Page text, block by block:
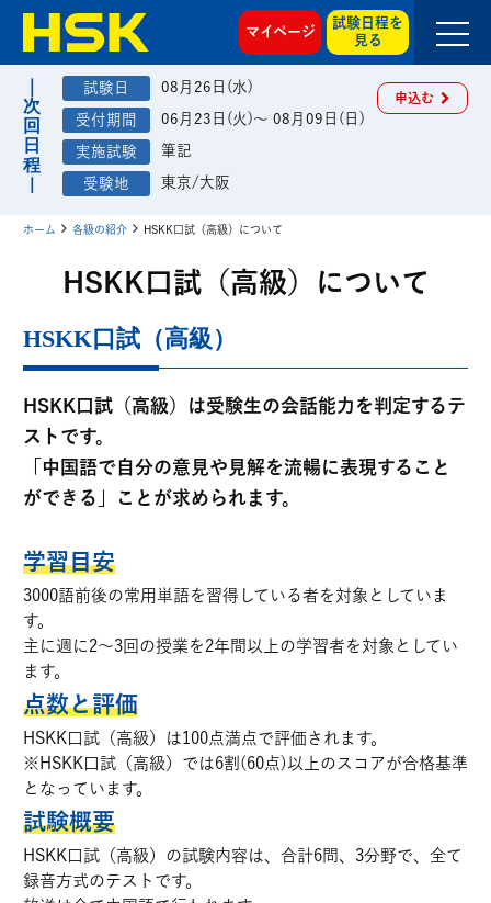
マイページ
試験日程を
見る
08月26日(水)
06月23日(火)～ 08月09日(日)
筆記
東京/大阪
申込む
ホーム 各級の紹介 HSKK口試（高級）について
HSKK口試（高級）について
HSKK口試（高級）
HSKK口試（高級）は受験生の会話能力を判定するテ
ストです。
「中国語で自分の意見や見解を流暢に表現すること
ができる」ことが求められます。
学習目安
3000語前後の常用単語を習得している者を対象としていま
す。
主に週に2～3回の授業を2年間以上の学習者を対象としてい
ます。
点数と評価
HSKK口試（高級）は100点満点で評価されます。
※HSKK口試（高級）では6割(60点)以上のスコアが合格基準
となっています。
試験概要
HSKK口試（高級）の試験内容は、合計6問、3分野で、全て
録音方式のテストです。